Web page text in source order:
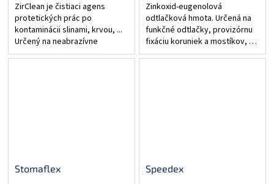
ZirClean je čistiaci agens
protetických prác po
kontaminácii slinami, krvou, ...
Určený na neabrazívne
čistenie adhéznych povrchov
Zinkoxid-eugenolová
odtlačková hmota. Určená na
funkčné odtlačky, provizórnu
fixáciu koruniek a mostíkov, …
Umožňuje odtláčanie bez
Stomaflex Speedex